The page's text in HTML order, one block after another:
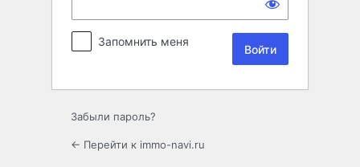
Запомнить меня
Забыли пароль?
← Перейти к immo-navi.ru